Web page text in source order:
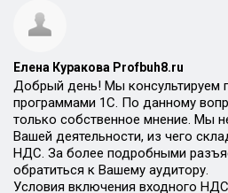
Елена Куракова Profbuh8.ru
Добрый день! Мы консультируем
программами 1С. По данному
только собственное мнение. Мы
Вашей деятельности, из чего
НДС. За более подробными
обратиться к Вашему аудитору.
Условия включения входного